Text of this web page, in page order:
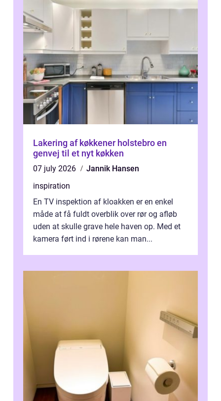
Lakering af køkkener holstebro en
genvej til et nyt køkken
07 july 2026
Jannik Hansen
inspiration
En TV inspektion af kloakken er en enkel
måde at få fuldt overblik over rør og afløb
uden at skulle grave hele haven op. Med et
kamera ført ind i rørene kan man...